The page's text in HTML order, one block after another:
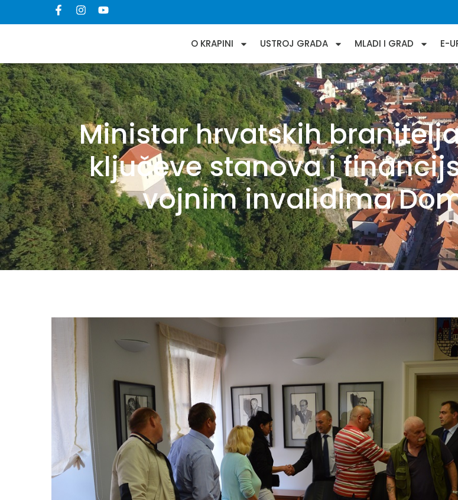
O KRAPINI USTROJ GRADA MLADI I GRAD E-
Ministar hrvatskih
ključeve stanova i
vojnim invalidima